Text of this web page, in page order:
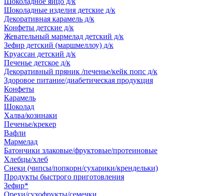
Шоколадные изделия детские д/к
Декоративная карамель д/к
Конфеты детские д/к
Жевательный мармелад детский д/к
Зефир детский (маршмеллоу) д/к
Круассан детский д/к
Печенье детское д/к
Декоративный пряник /печенье/кейк попс д/к
Здоровое питание/диабетическая продукция
Конфеты
Карамель
Шоколад
Халва/козинаки
Печенье/крекер
Вафли
Мармелад
Батончики злаковые/фруктовые/протеиновые
Хлебцы/хлеб
Снеки (чипсы/попкорн/сухарики/крендельки)
Продукты быстрого приготовления
Зефир*
Орехи/сухофрукты/семечки